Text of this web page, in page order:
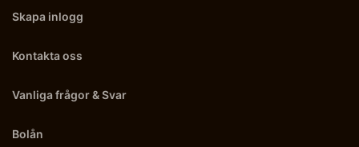
Skapa inlogg
Kontakta oss
Vanliga frågor & Svar
Bolån